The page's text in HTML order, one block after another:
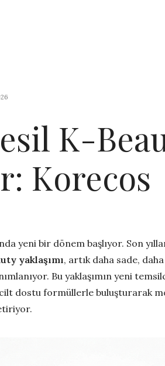
K-
Korecos
yeni bir dönem başlıyor. Son
yaklaşımı, artık daha sade,
Bu yaklaşımın yeni
dostu formüllerle buluşturarak